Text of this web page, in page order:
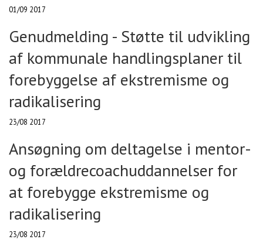
01/09 2017
Genudmelding - Støtte til udvikling
af kommunale handlingsplaner til
forebyggelse af ekstremisme og
radikalisering
23/08 2017
Ansøgning om deltagelse i mentor-
og forældrecoachuddannelser for
at forebygge ekstremisme og
radikalisering
23/08 2017